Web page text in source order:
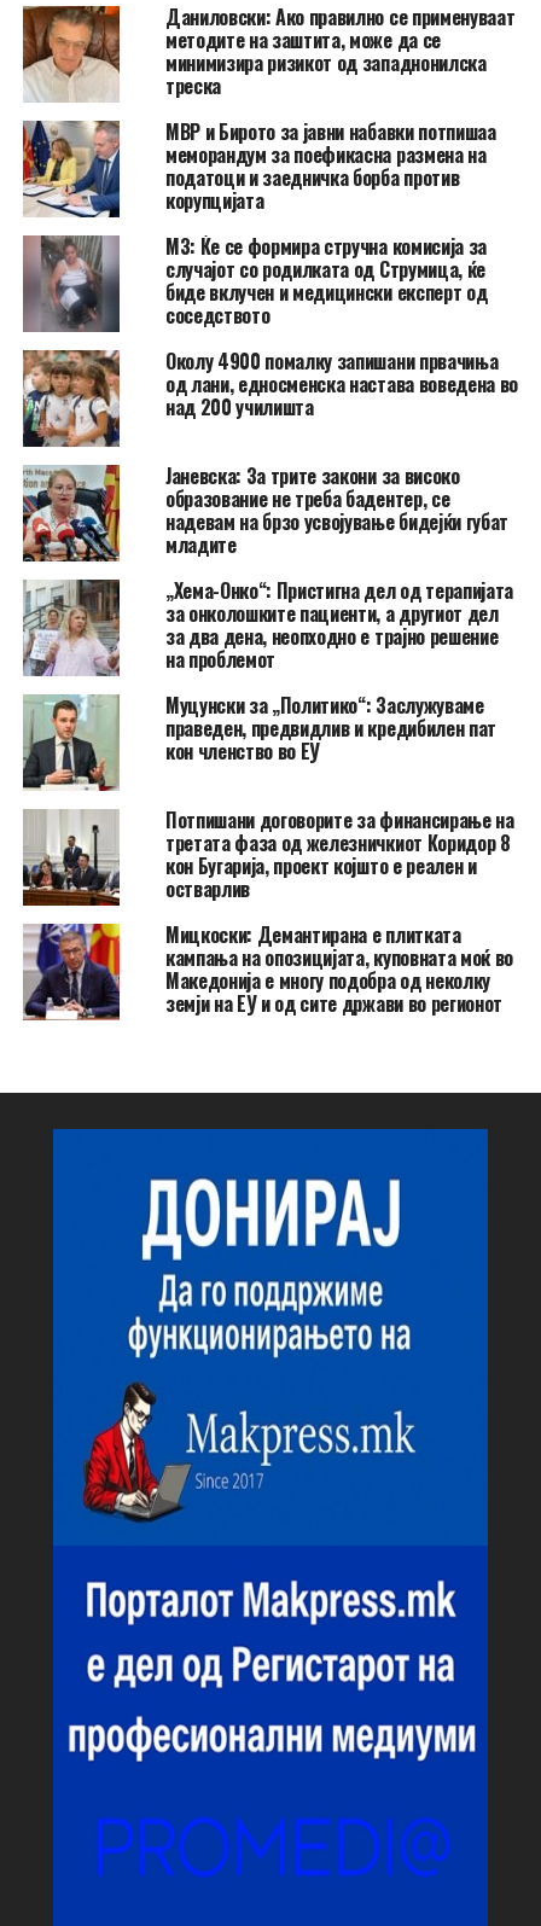
Даниловски: Ако правилно се применуваат
методите на заштита, може да се
минимизира ризикот од западнонилска
треска
МВР и Бирото за јавни набавки потпишаа
меморандум за поефикасна размена на
податоци и заедничка борба против
корупцијата
МЗ: Ќе се формира стручна комисија за
случајот со родилката од Струмица, ќе
биде вклучен и медицински експерт од
соседството
Околу 4900 помалку запишани првачиња
од лани, едносменска настава воведена во
над 200 училишта
Јаневска: За трите закони за високо
образование не треба бадентер, се
надевам на брзо усвојување бидејќи губат
младите
„Хема-Онко“: Пристигна дел од терапијата
за онколошките пациенти, а другиот дел
за два дена, неопходно е трајно решение
на проблемот
Муцунски за „Политико“: Заслужуваме
праведен, предвидлив и кредибилен пат
кон членство во ЕУ
Потпишани договорите за финансирање на
третата фаза од железничкиот Коридор 8
кон Бугарија, проект којшто е реален и
остварлив
Мицкоски: Демантирана е плитката
кампања на опозицијата, куповната моќ во
Македонија е многу подобра од неколку
земји на ЕУ и од сите држави во регионот